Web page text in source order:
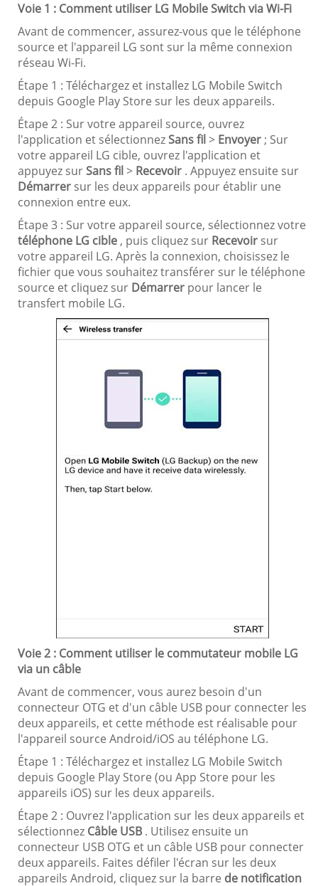
Voie 1 : Comment utiliser LG Mobile Switch via Wi-Fi
Avant de commencer, assurez-vous que le téléphone
source et l'appareil LG sont sur la même connexion
réseau Wi-Fi.
Étape 1 : Téléchargez et installez LG Mobile Switch
depuis Google Play Store sur les deux appareils.
Étape 2 : Sur votre appareil source, ouvrez
l'application et sélectionnezSans fil> Envoyer ; Sur
votre appareil LG cible, ouvrez l'application et
appuyez surSans fil> Recevoir . Appuyez ensuite sur
Démarrer sur les deux appareils pour établir une
connexion entre eux.
Étape 3 : Sur votre appareil source, sélectionnez votre
téléphone LG cible , puis cliquez sur Recevoir sur
votre appareil LG. Après la connexion, choisissez le
fichier que vous souhaitez transférer sur le téléphone
source et cliquez sur Démarrer pour lancer le
transfert mobile LG.
Voie 2 : Comment utiliser le commutateur mobile LG
via un câble
Avant de commencer, vous aurez besoin d'un
connecteur OTG et d'un câble USB pour connecter les
deux appareils, et cette méthode est réalisable pour
l'appareil source Android/iOS au téléphone LG.
Étape 1 : Téléchargez et installez LG Mobile Switch
depuis Google Play Store (ou App Store pour les
appareils iOS) sur les deux appareils.
Étape 2 : Ouvrez l'application sur les deux appareils et
sélectionnez Câble USB . Utilisez ensuite un
connecteur USB OTG et un câble USB pour connecter
deux appareils. Faites défiler l'écran sur les deux
appareils Android, cliquez sur la barre de notification